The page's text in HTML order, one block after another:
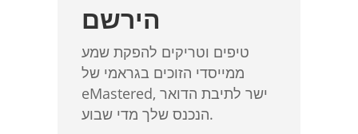
הירשם
טיפים וטריקים להפקת שמע
ממייסדי הזוכים בגראמי של
eMastered, ישר לתיבת הדואר
הנכנס שלך מדי שבוע.